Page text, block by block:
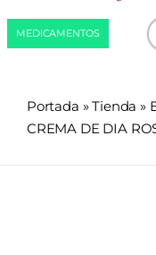
MEDICAMENTOS
Portada »Tienda »
CREMA DE DIA